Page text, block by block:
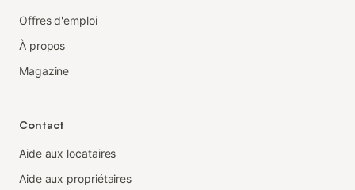
Offres d'emploi
À propos
Magazine
Contact
Aide aux locataires
Aide aux propriétaires